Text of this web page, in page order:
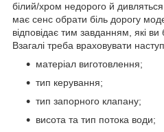
білий/хром недорого й дивляться
має сенс обрати біль дорогу
відповідає тим завданням, які
Взагалі треба враховувати
матеріал виготовлення;
тип керування;
тип запорного клапану;
висота та тип потока води;